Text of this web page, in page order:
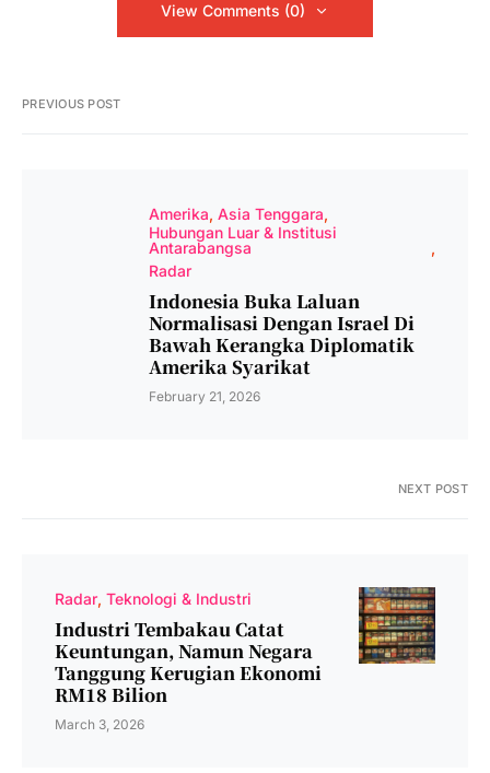
View Comments (0)
PREVIOUS POST
Amerika Asia Tenggara
Hubungan Luar & Institusi
Antarabangsa
Radar
Indonesia Buka Laluan
Normalisasi Dengan Israel Di
Bawah Kerangka Diplomatik
Amerika Syarikat
February 21, 2026
NEXT POST
Radar Teknologi & Industri
Industri Tembakau Catat
Keuntungan, Namun Negara
Tanggung Kerugian Ekonomi
RM18 Bilion
March 3, 2026